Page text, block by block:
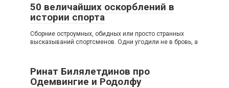
50 величайших оскорблений в
истории спорта
Сборние остроумных, обидных или просто странных
высказываний спортсменов. Одни угодили не в бровь, а
Ринат Билялетдинов про
Одемвингие и Родолфу